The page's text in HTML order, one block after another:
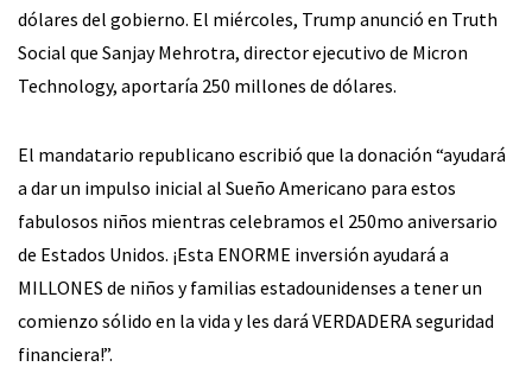
dólares del gobierno. El miércoles, Trump anunció en Truth
Social que Sanjay Mehrotra, director ejecutivo de Micron
Technology, aportaría 250 millones de dólares.
El mandatario republicano escribió que la donación “ayudará
a dar un impulso inicial al Sueño Americano para estos
fabulosos niños mientras celebramos el 250mo aniversario
de Estados Unidos. ¡Esta ENORME inversión ayudará a
MILLONES de niños y familias estadounidenses a tener un
comienzo sólido en la vida y les dará VERDADERA seguridad
financiera!”.